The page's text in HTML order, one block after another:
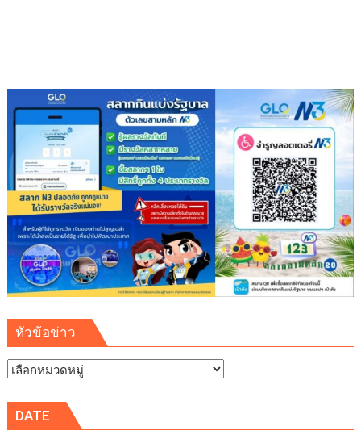
เสริม
ความ
มั่นคง
ระบบ
สาธารณูปโภค
รองรับ
การ
เติบโต
เขต
พัฒนา
พิเศษ
ภาค
ตะวัน
หัวข้อข่าว
หัวข้อ
DATE